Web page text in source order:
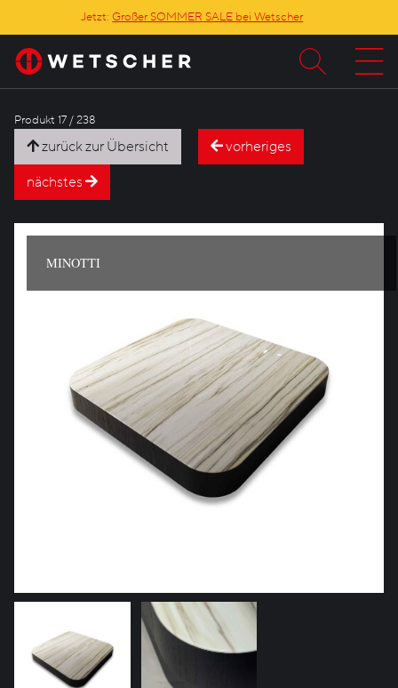
Jetzt:Großer SOMMER SALE bei Wetscher
Produkt 17 / 238
zurück zur Übersicht
vorheriges
nächstes
MINOTTI